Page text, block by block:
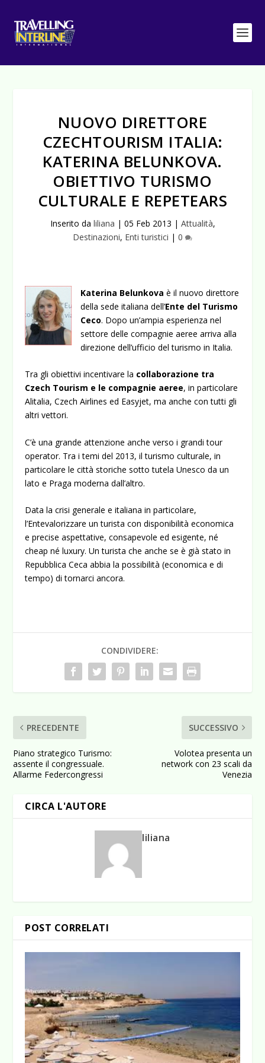
NUOVO DIRETTORE
CZECHTOURISM ITALIA:
KATERINA BELUNKOVA.
OBIETTIVO TURISMO
CULTURALE E REPETEARS
Inserito da liliana | 05 Feb 2013 | Attualità,
Destinazioni, Enti turistici | 0
Katerina Belunkova è il nuovo direttore
della sede italiana dell’Ente del Turismo
Ceco. Dopo un’ampia esperienza nel
settore delle compagnie aeree arriva alla
direzione dell’ufficio del turismo in Italia.
Tra gli obiettivi incentivare la collaborazione tra
Czech Tourism e le compagnie aeree, in particolare
Alitalia, Czech Airlines ed Easyjet, ma anche con tutti gli
altri vettori.
C’è una grande attenzione anche verso i grandi tour
operator. Tra i temi del 2013, il turismo culturale, in
particolare le città storiche sotto tutela Unesco da un
lato e Praga moderna dall’altro.
Data la crisi generale e italiana in particolare,
l’Entevalorizzare un turista con disponibilità economica
e precise aspettative, consapevole ed esigente, né
cheap né luxury. Un turista che anche se è già stato in
Repubblica Ceca abbia la possibilità (economica e di
tempo) di tornarci ancora.
CONDIVIDERE:
PRECEDENTE
Piano strategico Turismo:
assente il congressuale.
Allarme Federcongressi
SUCCESSIVO
Volotea presenta un
network con 23 scali da
Venezia
CIRCA L'AUTORE
liliana
POST CORRELATI